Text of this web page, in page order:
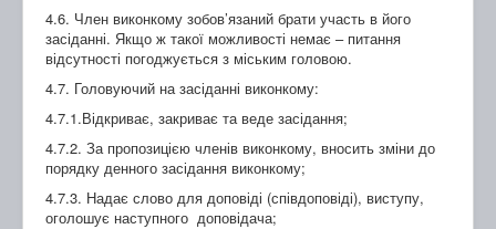
4.6. Член виконкому зобов’язаний брати участь в його
засіданні. Якщо ж такої можливості немає – питання
відсутності погоджується з міським головою.
4.7. Головуючий на засіданні виконкому:
4.7.1.Відкриває, закриває та веде засідання;
4.7.2. За пропозицією членів виконкому, вносить зміни до
порядку денного засідання виконкому;
4.7.3. Надає слово для доповіді (співдоповіді), виступу,
оголошує наступного доповідача;